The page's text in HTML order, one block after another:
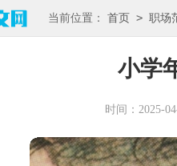
当前位置： 首页 > 职场
小学
时间：2025-